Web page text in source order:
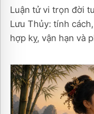
Luận tử vi trọn đời
Lưu Thủy: tính
hợp kỵ, vận hạn và